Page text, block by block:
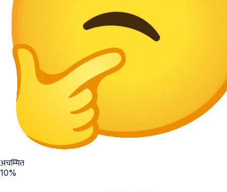
अचम्मित
10%